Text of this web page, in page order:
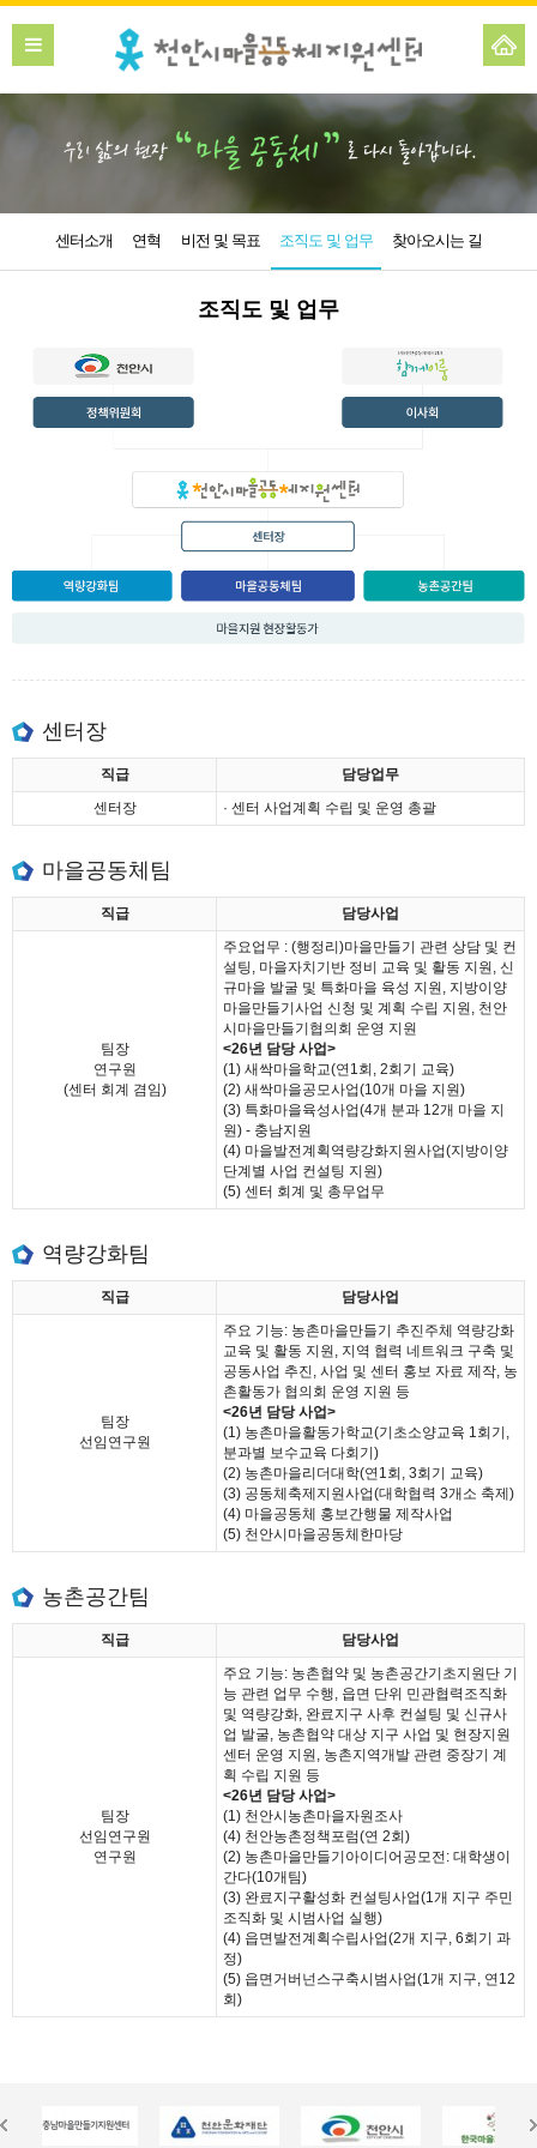
센터소개 연혁 비전 및 목표 조직도 및 업무 찾아오시는 길
조직도 및 업무
센터장
직급
담당업무
센터장
· 센터 사업계획 수립 및 운영 총괄
마을공동체팀
직급 담당사업
팀장
연구원
(센터 회계 겸임)
주요업무 : (행정리)마을만들기 관련 상담 및 컨
설팅, 마을자치기반 정비 교육 및 활동 지원, 신
규마을 발굴 및 특화마을 육성 지원, 지방이양
마을만들기사업 신청 및 계획 수립 지원, 천안
시마을만들기협의회 운영 지원
<26년 담당 사업>
(1) 새싹마을학교(연1회, 2회기 교육)
(2) 새싹마을공모사업(10개 마을 지원)
(3) 특화마을육성사업(4개 분과 12개 마을 지
원) - 충남지원
(4) 마을발전계획역량강화지원사업(지방이양
단계별 사업 컨설팅 지원)
(5) 센터 회계 및 총무업무
역량강화팀
직급 담당사업
팀장
선임연구원
주요 기능: 농촌마을만들기 추진주체 역량강화
교육 및 활동 지원, 지역 협력 네트워크 구축 및
공동사업 추진, 사업 및 센터 홍보 자료 제작, 농
촌활동가 협의회 운영 지원 등
<26년 담당 사업>
(1) 농촌마을활동가학교(기초소양교육 1회기,
분과별 보수교육 다회기)
(2) 농촌마을리더대학(연1회, 3회기 교육)
(3) 공동체축제지원사업(대학협력 3개소 축제)
(4) 마을공동체 홍보간행물 제작사업
(5) 천안시마을공동체한마당
농촌공간팀
직급 담당사업
팀장
선임연구원
연구원
주요 기능: 농촌협약 및 농촌공간기초지원단 기
능 관련 업무 수행, 읍면 단위 민관협력조직화
및 역량강화, 완료지구 사후 컨설팅 및 신규사
업 발굴, 농촌협약 대상 지구 사업 및 현장지원
센터 운영 지원, 농촌지역개발 관련 중장기 계
획 수립 지원 등
<26년 담당 사업>
(1) 천안시농촌마을자원조사
(4) 천안농촌정책포럼(연 2회)
(2) 농촌마을만들기아이디어공모전: 대학생이
간다(10개팀)
(3) 완료지구활성화 컨설팅사업(1개 지구 주민
조직화 및 시범사업 실행)
(4) 읍면발전계획수립사업(2개 지구, 6회기 과
정)
(5) 읍면거버넌스구축시범사업(1개 지구, 연12
회)